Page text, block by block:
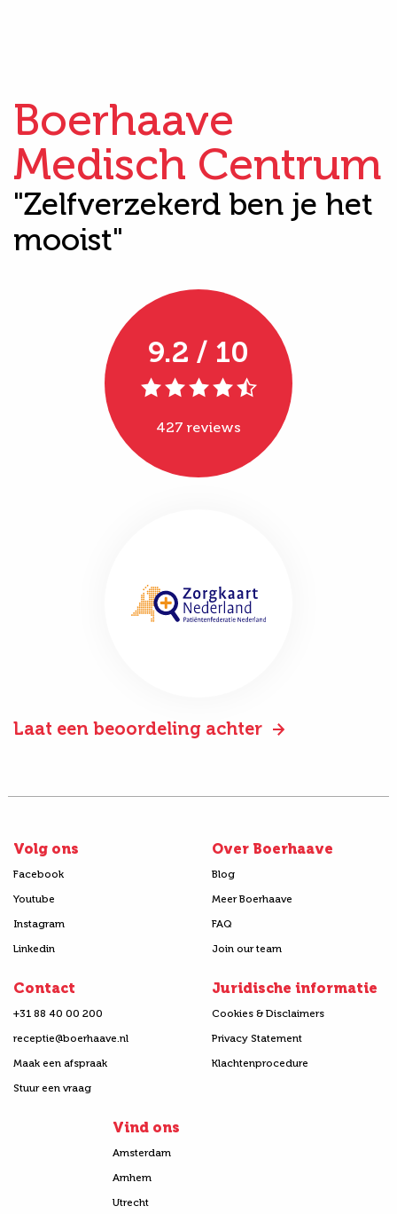
Boerhaave
Medisch Centrum
"Zelfverzekerd ben je het
mooist"
9.2 / 10
427 reviews
Laat een beoordeling achter
Volg ons
Facebook
Youtube
Instagram
Linkedin
Over Boerhaave
Blog
Meer Boerhaave
FAQ
Join our team
Contact
+31 88 40 00 200
receptie@boerhaave.nl
Maak een afspraak
Stuur een vraag
Juridische informatie
Cookies & Disclaimers
Privacy Statement
Klachtenprocedure
Vind ons
Amsterdam
Arnhem
Utrecht